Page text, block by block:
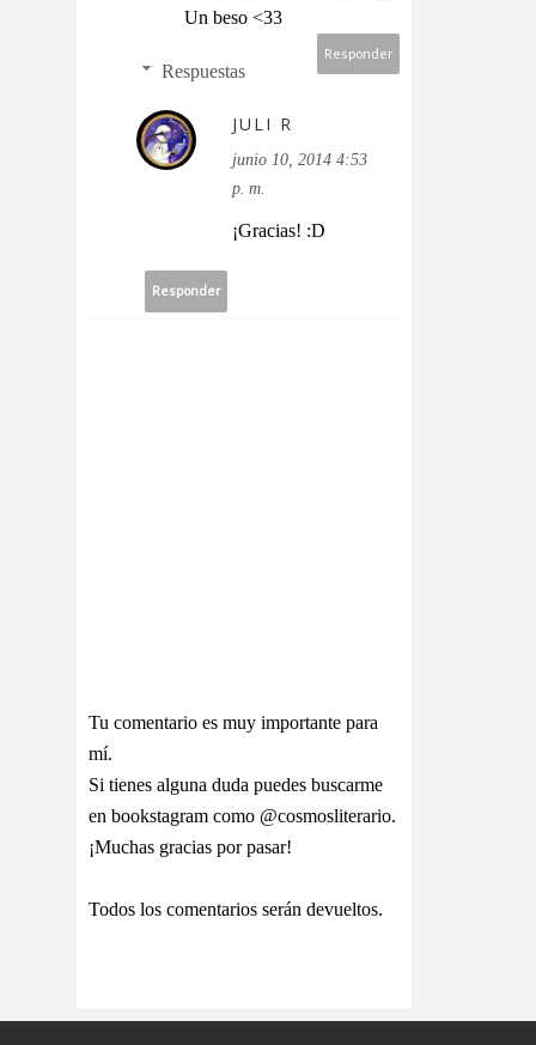
Un beso <33
Responder
Respuestas
JULI R
junio 10, 2014 4:53
p. m.
¡Gracias! :D
Responder
Tu comentario es muy importante para
mí.
Si tienes alguna duda puedes buscarme
en bookstagram como @cosmosliterario.
¡Muchas gracias por pasar!
Todos los comentarios serán devueltos.